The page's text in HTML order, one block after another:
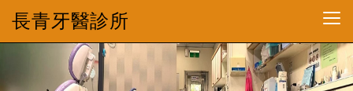
長青牙醫診所